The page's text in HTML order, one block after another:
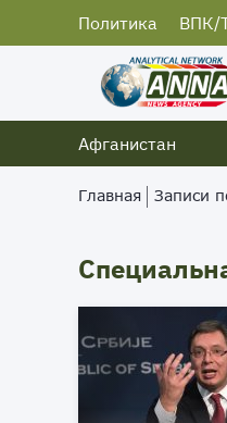
Политика ВПК/
Афганистан
Главная Записи